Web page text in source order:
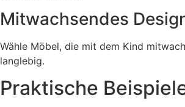
Mitwachsendes
Wähle Möbel, die mit dem Kind
langlebig.
Praktische